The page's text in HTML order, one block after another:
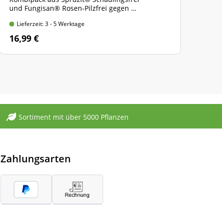
und Fungisan® Rosen-Pilzfrei gegen
100-ml-Flasche + 8-ml-Flasche in der
Faltschachtel
Lieferzeit: 3 - 5 Werktage
16,99 €
Sortiment mit über 5000 Pflanzen
Zahlungsarten